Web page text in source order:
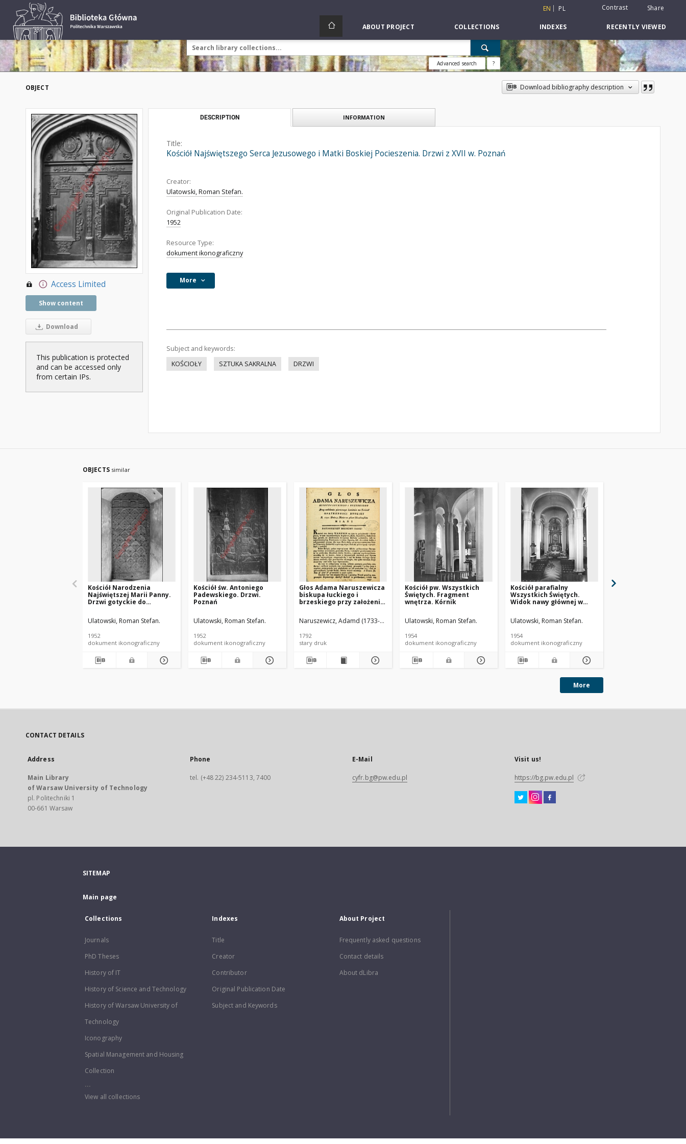
EN PL Contrast Share
ABOUT PROJECT COLLECTIONS INDEXES RECENTLY VIEWED
Advanced search ?
OBJECT Download bibliography description
Access Limited
Show content
Download
This publication is protected
and can be accessed only
from certain IPs.
DESCRIPTION INFORMATION
Title:
Kościół Najświętszego Serca Jezusowego i Matki Boskiej Pocieszenia. Drzwi z XVII w. Poznań
Creator:
Ulatowski, Roman Stefan.
Original Publication Date:
1952
Resource Type:
dokument ikonograficzny
More
Subject and keywords:
KOŚCIOŁY
SZTUKA SAKRALNA DRZWI
OBJECTS similar
Kościół Narodzenia
Najświętszej Marii Panny.
Drzwi gotyckie do
Ulatowski, Roman Stefan.
1952
dokument ikonograficzny
Kościół św. Antoniego
Padewskiego. Drzwi.
Poznań
Ulatowski, Roman Stefan.
1952
dokument ikonograficzny
Głos Adama Naruszewicza
biskupa łuckiego i
brzeskiego przy założeniu
Kościół Opatrznosci
Boskiey r. 1792 dnia 3 maia
miany
Naruszewicz, Adamd (1733-1796)
1792
stary druk
Kościół pw. Wszystkich
Świętych. Fragment
wnętrza. Kórnik
Ulatowski, Roman Stefan.
1954
dokument ikonograficzny
Kościół parafialny
Wszystkich Świętych.
Widok nawy głównej w
głównego. Kórnik
Ulatowski, Roman Stefan.
1954
dokument ikonograficzny
More
CONTACT DETAILS
Address
Main Library
of Warsaw University of Technology
pl. Politechniki 1
00-661 Warsaw
Phone
tel. (+48 22) 234-5113, 7400
E-Mail
cyfr.bg@pw.edu.pl
Visit us!
https://bg.pw.edu.pl
SITEMAP
Main page
Collections
Journals
PhD Theses
History of IT
History of Science and Technology
History of Warsaw University of
Technology
Iconography
Spatial Management and Housing
Collection
...
View all collections
Indexes
Title
Creator
Contributor
Original Publication Date
Subject and Keywords
About Project
Frequently asked questions
Contact details
About dLibra